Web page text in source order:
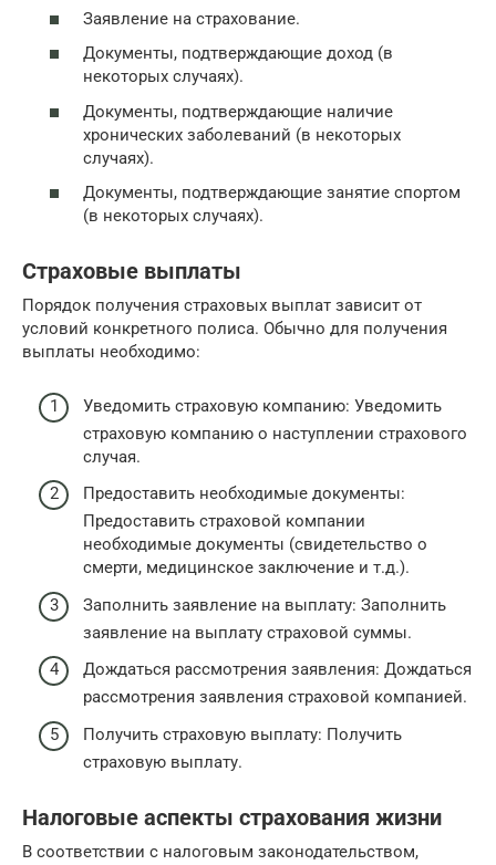
Заявление на страхование.
Документы, подтверждающие доход (в
некоторых случаях).
Документы, подтверждающие наличие
хронических заболеваний (в некоторых
случаях).
Документы, подтверждающие занятие спортом
(в некоторых случаях).
Страховые выплаты
Порядок получения страховых выплат зависит от
условий конкретного полиса. Обычно для получения
выплаты необходимо:
Уведомить страховую компанию: Уведомить
страховую компанию о наступлении страхового
случая.
Предоставить необходимые документы:
Предоставить страховой компании
необходимые документы (свидетельство о
смерти, медицинское заключение и т.д.).
Заполнить заявление на выплату: Заполнить
заявление на выплату страховой суммы.
Дождаться рассмотрения заявления: Дождаться
рассмотрения заявления страховой компанией.
Получить страховую выплату: Получить
страховую выплату.
Налоговые аспекты страхования жизни
В соответствии с налоговым законодательством,